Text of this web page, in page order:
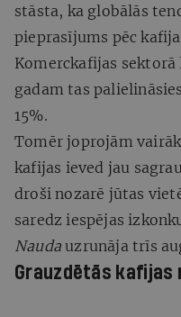
stāsta, ka globālās
pieprasījums pēc
Komerckafijas sektorā
gadam tas
15%.
Tomēr joprojām
kafijas ieved jau
droši nozarē jūtas
saredz iespējas
Nauda uzrunāja trīs
Grauzdētās kafijas